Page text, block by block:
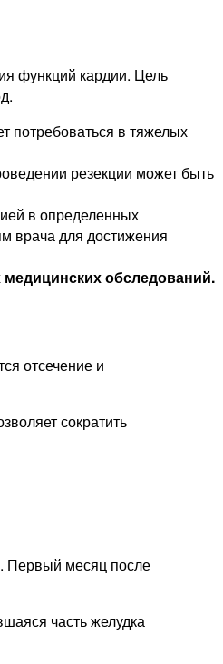
функций кардии. Цель
потребоваться в тяжелых
резекции может быть
в определенных
врача для достижения
медицинских обследований.
отсечение и
сократить
Первый месяц после
часть желудка